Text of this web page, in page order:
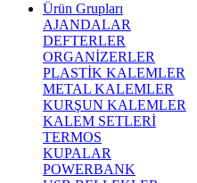
Ürün Grupları
AJANDALAR
DEFTERLER
ORGANİZERLER
PLASTİK KALEMLER
METAL KALEMLER
KURŞUN KALEMLER
KALEM SETLERİ
TERMOS
KUPALAR
POWERBANK